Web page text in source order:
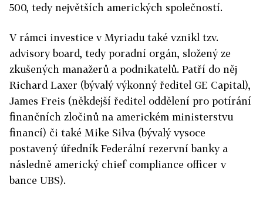
500, tedy největších amerických společností.
V rámci investice v Myriadu také vznikl tzv.
advisory board, tedy poradní orgán, složený ze
zkušených manažerů a podnikatelů. Patří do něj
Richard Laxer (bývalý výkonný ředitel GE Capital),
James Freis (někdejší ředitel oddělení pro potírání
finančních zločinů na americkém ministerstvu
financí) či také Mike Silva (bývalý vysoce
postavený úředník Federální rezervní banky a
následně americký chief compliance officer v
bance UBS).